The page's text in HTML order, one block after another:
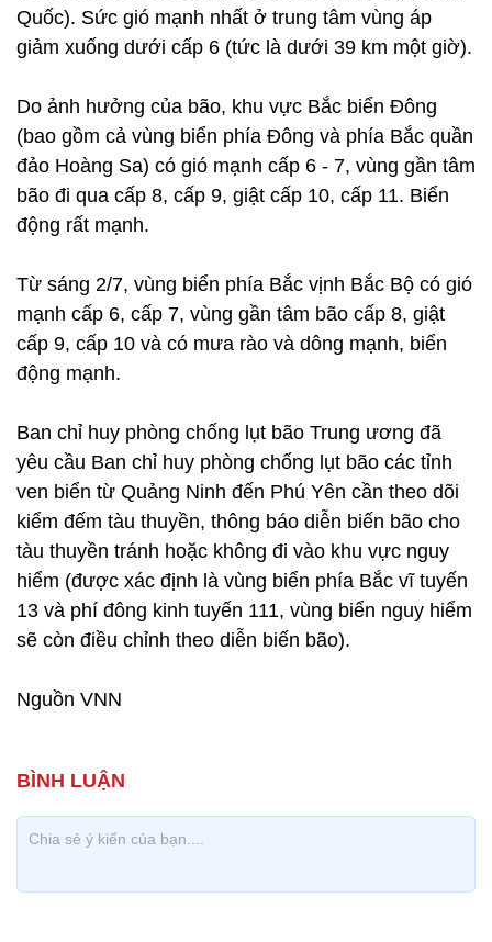
Quốc). Sức gió mạnh nhất ở trung tâm vùng áp
giảm xuống dưới cấp 6 (tức là dưới 39 km một giờ).
Do ảnh hưởng của bão, khu vực Bắc biển Đông
(bao gồm cả vùng biển phía Đông và phía Bắc quần
đảo Hoàng Sa) có gió mạnh cấp 6 - 7, vùng gần tâm
bão đi qua cấp 8, cấp 9, giật cấp 10, cấp 11. Biển
động rất mạnh.
Từ sáng 2/7, vùng biển phía Bắc vịnh Bắc Bộ có gió
mạnh cấp 6, cấp 7, vùng gần tâm bão cấp 8, giật
cấp 9, cấp 10 và có mưa rào và dông mạnh, biển
động mạnh.
Ban chỉ huy phòng chống lụt bão Trung ương đã
yêu cầu Ban chỉ huy phòng chống lụt bão các tỉnh
ven biển từ Quảng Ninh đến Phú Yên cần theo dõi
kiểm đếm tàu thuyền, thông báo diễn biến bão cho
tàu thuyền tránh hoặc không đi vào khu vực nguy
hiểm (được xác định là vùng biển phía Bắc vĩ tuyến
13 và phí đông kinh tuyến 111, vùng biển nguy hiểm
sẽ còn điều chỉnh theo diễn biến bão).
Nguồn VNN